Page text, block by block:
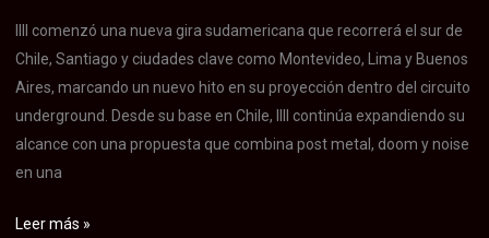
disco
debut
«Perséfone»
IIII comenzó una nueva gira sudamericana que recorrerá el sur de
Chile, Santiago y ciudades clave como Montevideo, Lima y Buenos
Aires, marcando un nuevo hito en su proyección dentro del circuito
underground. Desde su base en Chile, IIII continúa expandiendo su
alcance con una propuesta que combina post metal, doom y noise
en una
La
Leer más »